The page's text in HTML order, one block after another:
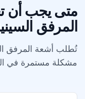
متى يجب أن
المرفق
تُطلب أشعة المرفق
مشكلة مستمرة في